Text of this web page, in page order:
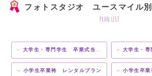
フォトスタジオ ユースマイル
plan list
大学生・専門学生 卒業式当日レンタルプラン 大学生・専門学
小学生卒業袴 レンタルプラン 小学生卒